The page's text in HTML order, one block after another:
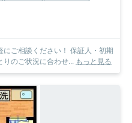
ださい！ 保証人・初期
りのご状況に合わせ... もっと見る